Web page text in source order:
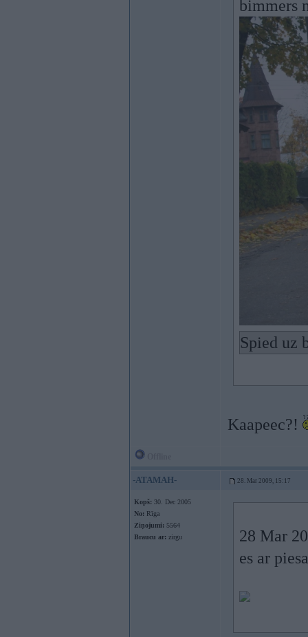
bimmers
Spied uz
Kaapeec?!
-ATAMAH- 28. Mar 2009, 15:17
Kopš: 30. Dec 2005
No: Rīga
Ziņojumi: 5564
Braucu ar: zirgu
28 Mar
es ar